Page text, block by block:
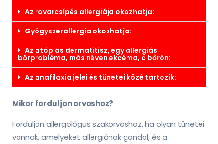
Az rovarcsípés allergiája okozhatja:
Gyógyszerallergia okozhatja:
Az atópiás dermatitisz, egy allergiás
bőrprobléma, más néven ekcéma, a bőrön:
Az anafilaxia jelei és tünetei közé tartozik:
Mikor forduljon orvoshoz?
Forduljon allergológus szakorvoshoz, ha olyan tünetei
vannak, amelyeket allergiának gondol, és a